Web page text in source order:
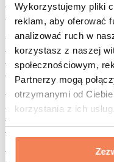
Wykorzystujemy pliki
reklam, aby oferować
analizować ruch w
korzystasz z naszej
społecznościowym,
Partnerzy mogą
otrzymanymi od
korzystania z ich usług.
Rośliny strączkowe
Inna żywność fitness
Masła orzechowe
Masło orzechowe
Słodkie masła
Masła orzechowe z
Superfood
Zielone superfoods
Błonnik
Inne superfoods